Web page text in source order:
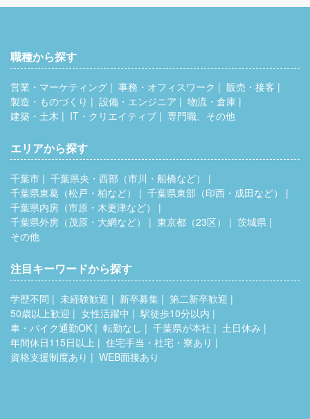
職種から探す
営業・マーケティング 事務・オフィスワーク
販売・接客
製造・ものづくり
設備・エンジニア
物流・倉庫
建築・土木
IT・クリエイティブ 専門職、その他
エリアから探す
千葉市
千葉県央・西部（市川・船橋など）
千葉県東葛（松戸・柏など）
千葉県東部（印西・成田など）
千葉県内房（市原・木更津など）
千葉県外房（茂原・大網など）
東京都（23区）
茨城県
その他
注目キーワードから探す
学歴不問 未経験歓迎 新卒募集
第二新卒歓迎
50歳以上歓迎
女性活躍中
駅徒歩10分以内
車・バイク通勤OK
転勤なし 千葉県が本社
土日休み
年間休日115日以上
住宅手当・社宅・寮あり
資格支援制度あり
WEB面接あり